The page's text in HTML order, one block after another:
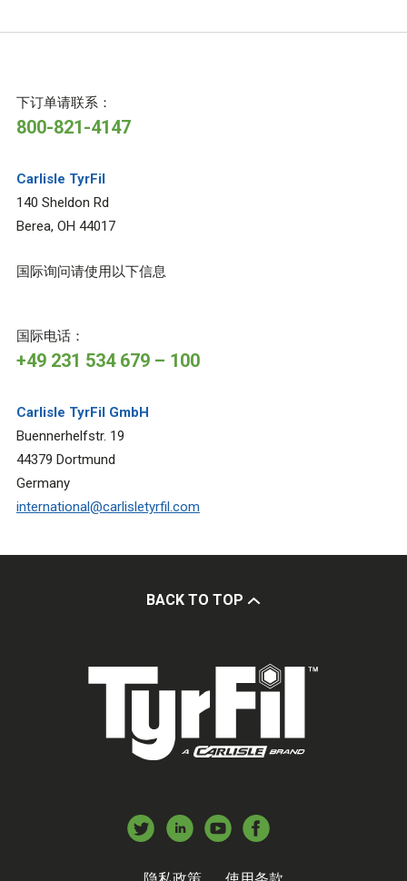
下订单请联系：
800-821-4147
Carlisle TyrFil
140 Sheldon Rd
Berea, OH 44017
国际询问请使用以下信息
国际电话：
+49 231 534 679 – 100
Carlisle TyrFil GmbH
Buennerhelfstr. 19
44379 Dortmund
Germany
international@carlisletyrfil.com
BACK TO TOP